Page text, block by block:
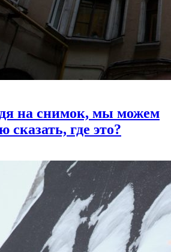
на снимок, мы можем
сказать, где это?